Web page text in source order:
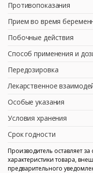
Противопоказания
Прием во время
Побочные действия
Способ применения и
Передозировка
Лекарственное
Особые указания
Условия хранения
Срок годности
Производитель оставляет
характеристики товара,
предварительного